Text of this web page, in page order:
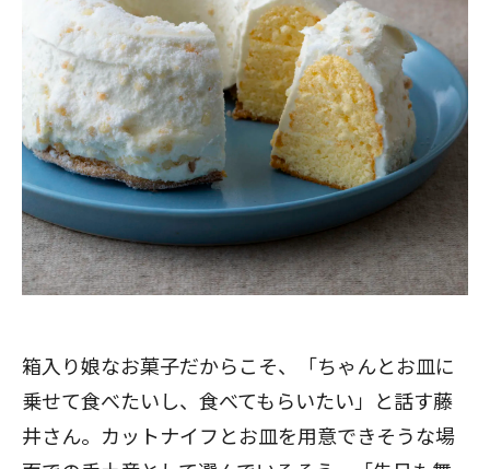
箱入り娘なお菓子だからこそ、「ちゃんとお皿に
乗せて食べたいし、食べてもらいたい」と話す藤
井さん。カットナイフとお皿を用意できそうな場